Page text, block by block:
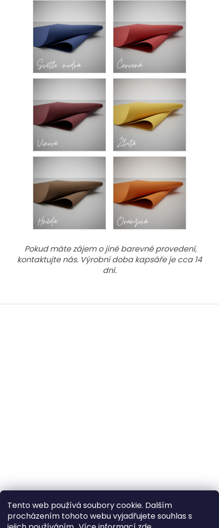
Tento web používá soubory cookie. Dalším
procházením tohoto webu vyjadřujete souhlas s
Pokud máte zájem o jiné barevné provedení,
kontaktujte nás. Výrobní doba kapsáře je cca 14
dní.
Z